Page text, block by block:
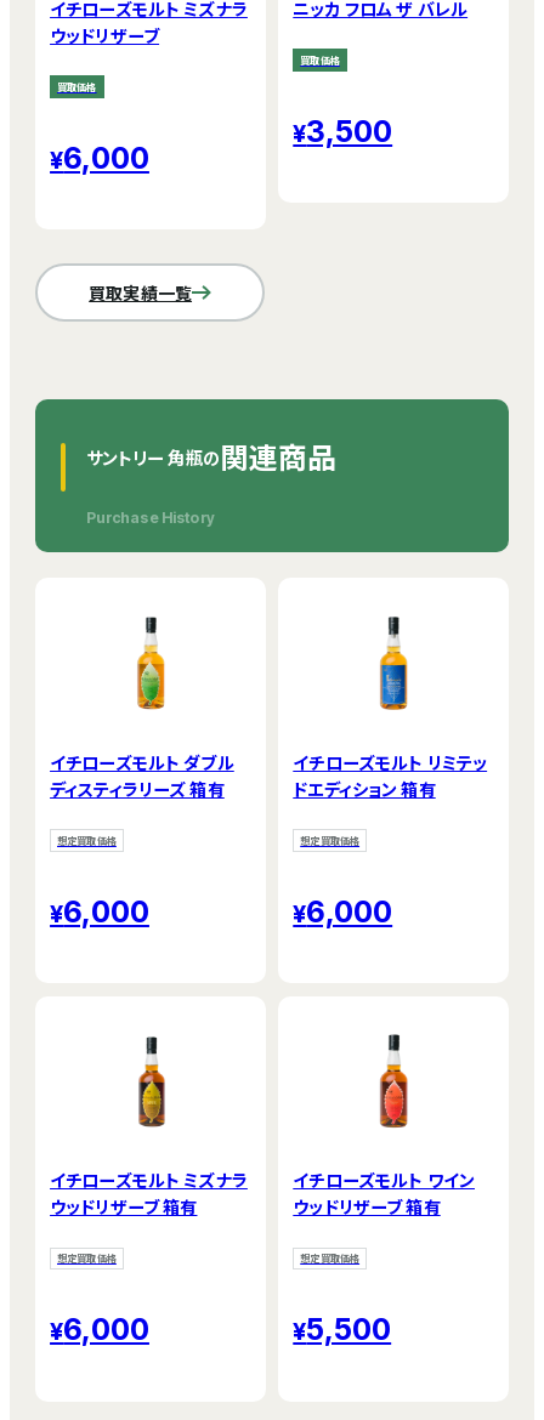
イチローズモルト ミズナラ
ウッドリザーブ
買取価格
6,000
ニッカ フロム ザ バレル
買取価格
3,500
買取実績一覧
サントリー 角瓶の関連商品
Purchase History
イチローズモルト ダブル
ディスティラリーズ 箱有
想定買取価格
6,000
イチローズモルト リミテッ
ドエディション 箱有
想定買取価格
6,000
イチローズモルト ミズナラ
ウッドリザーブ 箱有
想定買取価格
6,000
イチローズモルト ワイン
ウッドリザーブ 箱有
想定買取価格
5,500